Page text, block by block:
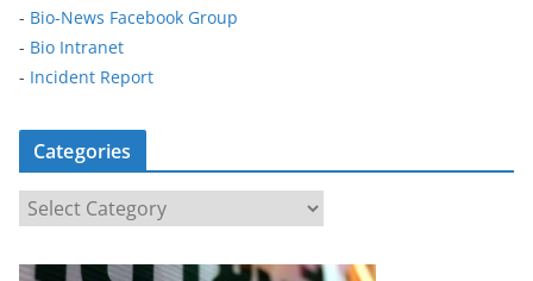
- Bio-News Facebook Group
- Bio Intranet
- Incident Report
Categories
a
t